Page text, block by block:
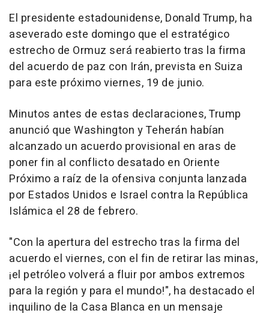
El presidente estadounidense, Donald Trump, ha
aseverado este domingo que el estratégico
estrecho de Ormuz será reabierto tras la firma
del acuerdo de paz con Irán, prevista en Suiza
para este próximo viernes, 19 de junio.
Minutos antes de estas declaraciones, Trump
anunció que Washington y Teherán habían
alcanzado un acuerdo provisional en aras de
poner fin al conflicto desatado en Oriente
Próximo a raíz de la ofensiva conjunta lanzada
por Estados Unidos e Israel contra la República
Islámica el 28 de febrero.
"Con la apertura del estrecho tras la firma del
acuerdo el viernes, con el fin de retirar las minas,
¡el petróleo volverá a fluir por ambos extremos
para la región y para el mundo!", ha destacado el
inquilino de la Casa Blanca en un mensaje